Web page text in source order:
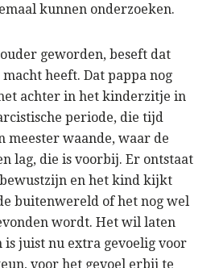
kunnen onderzoeken.
geworden, beseft dat
heeft. Dat pappa nog
achter in het kinderzitje in
periode, die tijd
meester waande, waar de
lag, die is voorbij. Er ontstaat
en het kind kijkt
buitenwereld of het nog wel
wordt. Het wil laten
is juist nu extra gevoelig voor
voor het gevoel erbij te